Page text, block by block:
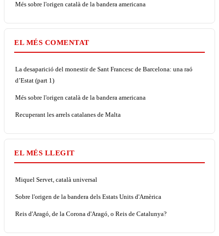
Més sobre l'origen català de la bandera americana
EL MÉS COMENTAT
La desaparició del monestir de Sant Francesc de Barcelona: una raó
d’Estat (part 1)
Més sobre l'origen català de la bandera americana
Recuperant les arrels catalanes de Malta
EL MÉS LLEGIT
Miquel Servet, català universal
Sobre l'origen de la bandera dels Estats Units d'Amèrica
Reis d'Aragó, de la Corona d'Aragó, o Reis de Catalunya?